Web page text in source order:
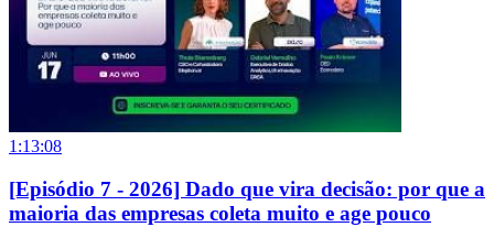
1:13:08
[Episódio 7 - 2026] Dado que vira decisão: por que a
maioria das empresas coleta muito e age pouco